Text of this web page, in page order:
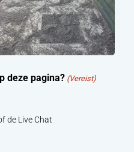
deze pagina? (Vereist)
de Live Chat